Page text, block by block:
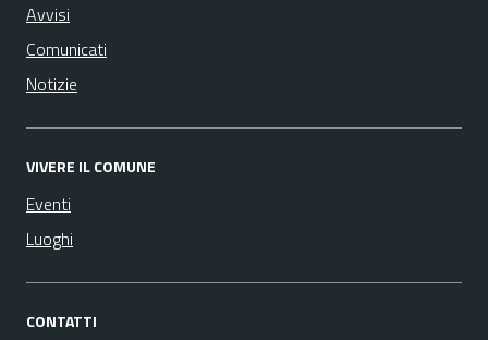
Avvisi
Comunicati
Notizie
VIVERE IL COMUNE
Eventi
Luoghi
CONTATTI